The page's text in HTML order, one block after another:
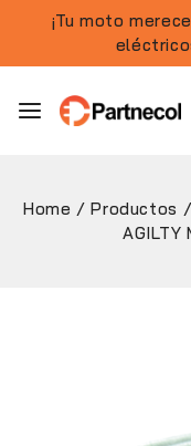
¡Tu moto
Home / Productos /
AGILTY